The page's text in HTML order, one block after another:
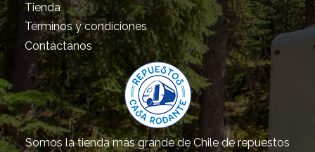
Tienda
Términos y condiciones
Contáctanos
Somos la tienda más grande de Chile de repuestos